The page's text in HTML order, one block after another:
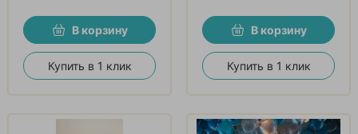
В корзину
Купить в 1 клик
В корзину
Купить в 1 клик